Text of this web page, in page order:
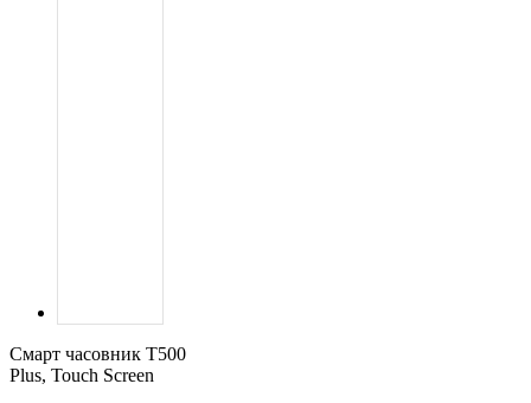
Смарт часовник T500
Plus, Touch Screen